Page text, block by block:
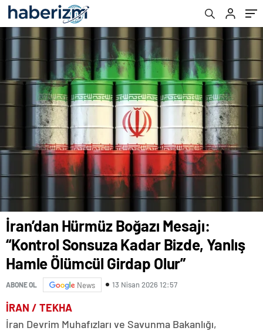
Girdap Olur”
İran’dan Hürmüz Boğazı Mesajı:
“Kontrol Sonsuza Kadar Bizde, Yanlış
Hamle Ölümcül Girdap Olur”
ABONE OL News 13 Nisan 2026 12:57
İRAN / TEKHA
İran Devrim Muhafızları ve Savunma Bakanlığı,